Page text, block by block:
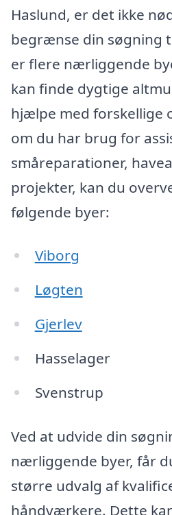
Haslund, er det ikke
begrænse din søgning
er flere nærliggende
kan finde dygtige
hjælpe med forskellige
om du har brug for
småreparationer,
projekter, kan du
følgende byer:
Viborg
Løgten
Gjerlev
Hasselager
Svenstrup
Ved at udvide din
nærliggende byer, får
større udvalg af
håndværkere. Dette